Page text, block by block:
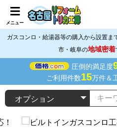
メニュー
ガスコンロ・給湯器等の購入から設置ま
市・岐阜の地域密着
圧倒的満足度
ご利用件数15万件＆